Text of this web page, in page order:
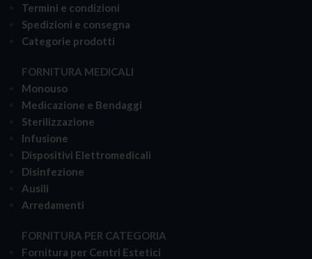
Termini e condizioni
Spedizioni e consegna
Categorie prodotti
FORNITURA MEDICALI
Monouso
Medicazione e Bendaggi
Sterilizzazione
Infusione
Dispositivi Elettromedicali
Disinfezione
Ausili
Arredamenti
FORNITURA PER CATEGORIA
Fornitura per Centri Estetici